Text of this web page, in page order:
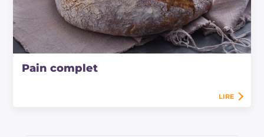
Pain complet
LIRE